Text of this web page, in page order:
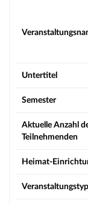
Untertitel
Semester
Aktuelle Anzahl
Teilnehmenden
Heimat-
Veranstaltungstyp